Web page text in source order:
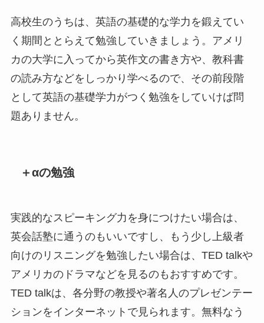
高校生のうちは、英語の基礎的な学力を鍛えてい
く期間ととらえて勉強していきましょう。アメリ
カの大学に入ってから英作文の書き方や、教科書
の読み方などをしっかり学べるので、その前段階
として英語の基礎学力がつく勉強をしていけば問
題ありません。
＋αの勉強
実践的なスピーキング力を身につけたい場合は、
英会話塾に通うのもいいですし、もう少し上級者
向けのリスニングを勉強したい場合は、TED talkや
アメリカのドラマなどを見るのもおすすめです。
TED talkは、各分野の教授や著名人のプレゼンテー
ションをインターネットで見られます。無料なう